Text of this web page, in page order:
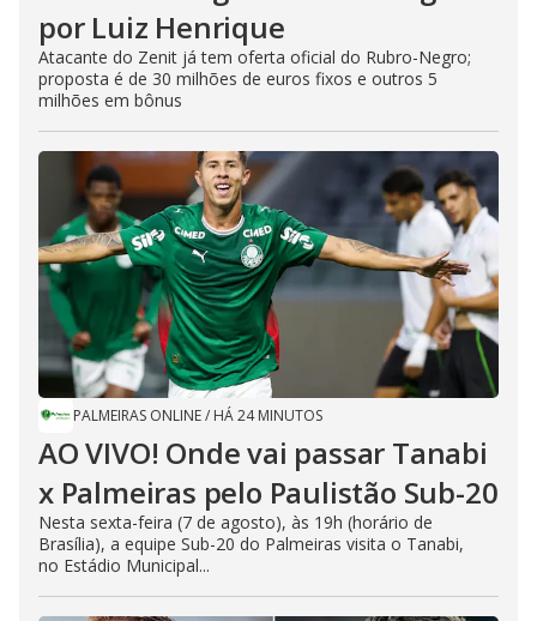
por Luiz Henrique
Atacante do Zenit já tem oferta oficial do Rubro-Negro;
proposta é de 30 milhões de euros fixos e outros 5
milhões em bônus
PALMEIRAS ONLINE/ HÁ 24 MINUTOS
AO VIVO! Onde vai passar Tanabi
x Palmeiras pelo Paulistão Sub-20
Nesta sexta-feira (7 de agosto), às 19h (horário de
Brasília), a equipe Sub-20 do Palmeiras visita o Tanabi,
no Estádio Municipal...